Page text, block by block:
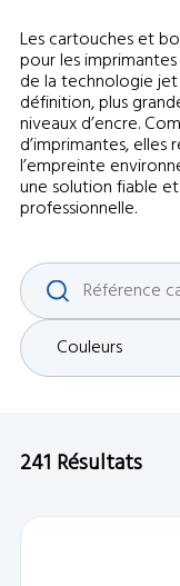
Les cartouches et
pour les
de la technologie jet
définition, plus
niveaux d’encre.
d’imprimantes,
l’empreinte
une solution fiable
professionnelle.
Couleurs
241 Résultats